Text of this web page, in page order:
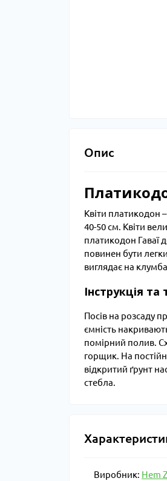
Опис
Квіти платикодон
40-50 см. Квіти
платикодон Гаваї
повинен бути
виглядає на
Інструкція
Посів на розсаду
ємність
помірний полив.
горщик. На
відкритий ґрунт
стебла.
Виробник: Hem